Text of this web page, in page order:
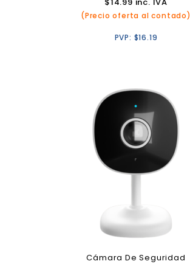
(Precio oferta al contado)
PVP: $16.19
Cámara De Seguridad